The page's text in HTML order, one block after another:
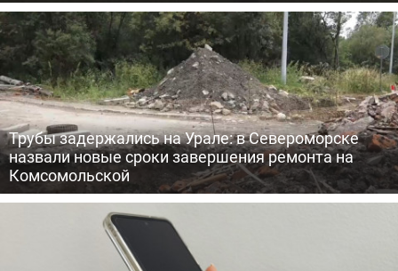
Трубы задержались на Урале: в Североморске
назвали новые сроки завершения ремонта на
Комсомольской